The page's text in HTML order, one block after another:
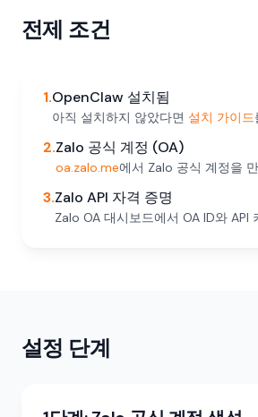
전제 조건
1.OpenClaw 설치됨
아직 설치하지 않았다면 설치 가이드
2.Zalo 공식 계정 (OA)
oa.zalo.me에서 Zalo 공식 계정을
3.Zalo API 자격 증명
Zalo OA 대시보드에서 OA ID와 API
설정 단계